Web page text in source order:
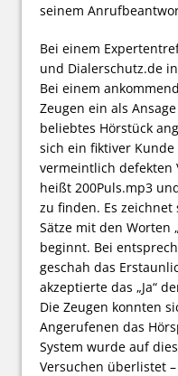
seinem
Bei einem
und Dialerschutz.de
Bei einem
Zeugen ein als
beliebtes Hörstück
sich ein fiktiver
vermeintlich defekten
heißt 200Puls.mp3
zu finden. Es
Sätze mit den Worten
beginnt. Bei
geschah das
akzeptierte das „Ja“
Die Zeugen konnten
Angerufenen das
System wurde auf
Versuchen überlistet